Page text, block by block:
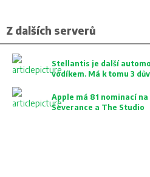
Z dalších serverů
Stellantis je další
vodíkem. Má k tomu 3
Apple má 81 nominací
Severance a The Studio